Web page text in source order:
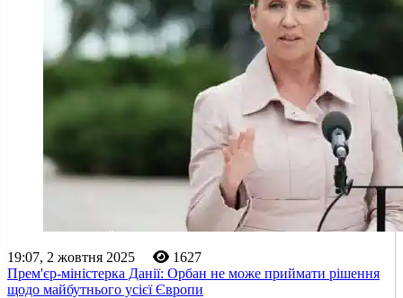
19:07, 2 жовтня 2025
1627
Прем'єр-міністерка Данії: Орбан не може приймати рішення
щодо майбутнього усієї Європи